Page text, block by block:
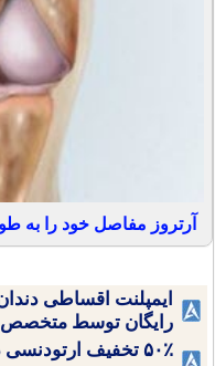
آرتروز مفاصل خود را به
ایمپلنت اقساطی
رایگان توسط متخصص
۵۰٪ تخفیف